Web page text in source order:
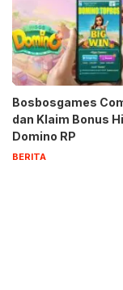
Bosbosgames
dan Klaim Bonus
Domino RP
BERITA